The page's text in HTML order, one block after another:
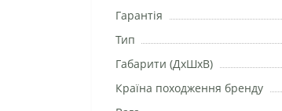
Гарантія
Тип
Габарити (ДхШхВ)
Країна походження бренду